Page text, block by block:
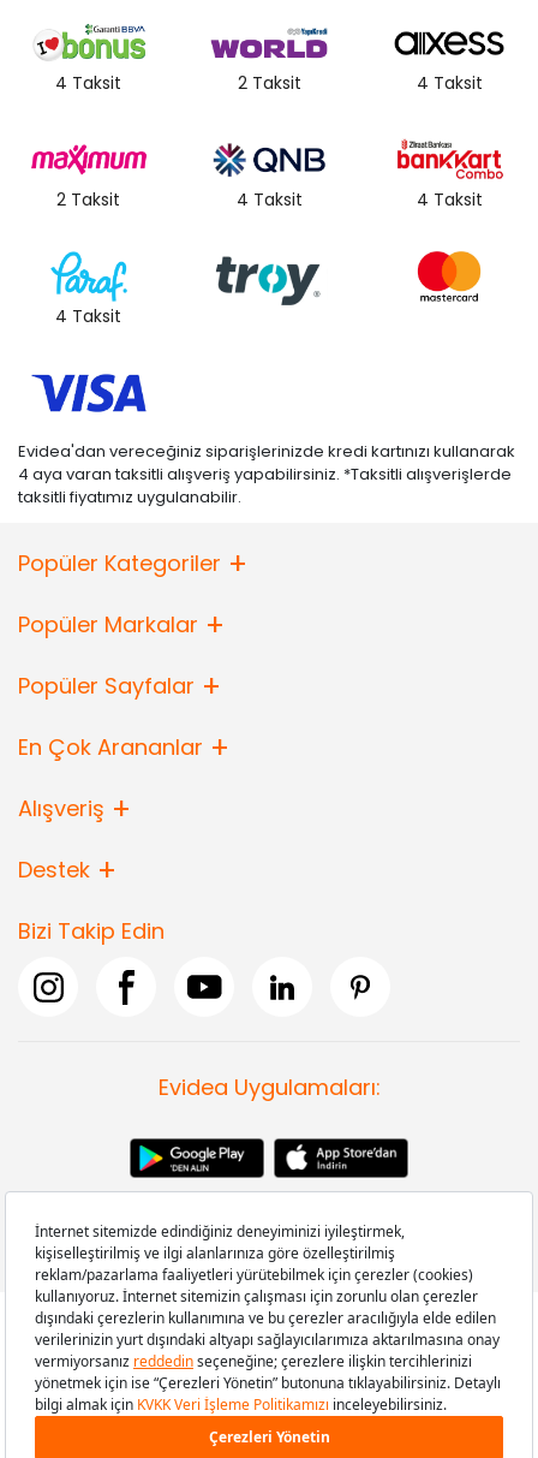
4 Taksit 2 Taksit 4 Taksit
2 Taksit 4 Taksit 4 Taksit
4 Taksit
Evidea'dan vereceğiniz siparişlerinizde kredi kartınızı kullanarak
4 aya varan taksitli alışveriş yapabilirsiniz. *Taksitli alışverişlerde
taksitli fiyatımız uygulanabilir.
Popüler Kategoriler
Popüler Markalar
Popüler Sayfalar
En Çok Arananlar
Alışveriş
Destek
Bizi Takip Edin
Evidea Uygulamaları:
Copyright © 2008-2026 Evidea.com | Tüm hakları saklıdır.